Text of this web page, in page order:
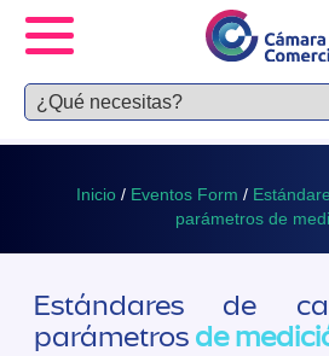
Inicio / Eventos Form /
parámetros de
Estándares de
parámetrosde